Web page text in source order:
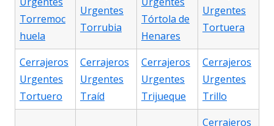
Torremoc
huela
Urgentes
Torrubia
Tórtola de
Henares
Urgentes
Tortuera
Cerrajeros
Urgentes
Tortuero
Cerrajeros
Urgentes
Traíd
Cerrajeros
Urgentes
Trijueque
Cerrajeros
Urgentes
Trillo
Cerrajeros